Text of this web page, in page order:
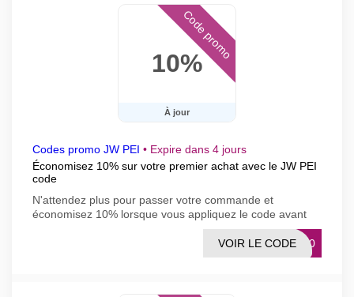
10%
À jour
Code promo
Codes promo JW PEI • Expire dans 4 jours
Économisez 10% sur votre premier achat avec le JW PEI
code
N'attendez plus pour passer votre commande et
économisez 10% lorsque vous appliquez le code avant
EW10
VOIR LE CODE